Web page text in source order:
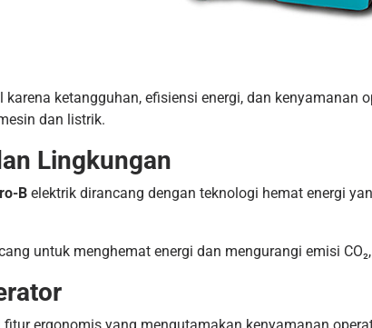
ketangguhan, efisiensi energi, dan kenyamanan
dan listrik.
Lingkungan
B elektrik dirancang dengan teknologi hemat energi
untuk menghemat energi dan mengurangi emisi